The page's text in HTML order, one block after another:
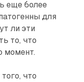
еще более
для
ли эти
то, что
момент.
что